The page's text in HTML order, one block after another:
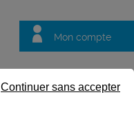
Mon compte
questions
Continuer sans accepter